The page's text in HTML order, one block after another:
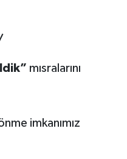
mısralarını
imkanımız